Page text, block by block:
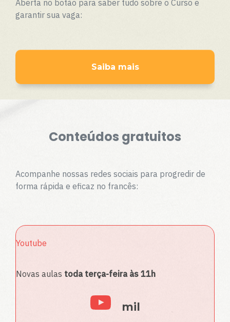
Aberta no botão para saber tudo sobre o Curso e
garantir sua vaga:
Saiba mais
Conteúdos gratuitos
Acompanhe nossas redes sociais para progredir de
forma rápida e eficaz no francês:
Youtube
Novas aulas toda terça-feira às 11h
mil